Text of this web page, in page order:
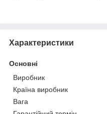
Характеристики
Основні
Виробник
Країна виробник
Вага